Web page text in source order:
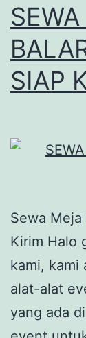
SIAP
Sewa Meja
Kirim Halo
kami, kami
alat-alat
yang ada